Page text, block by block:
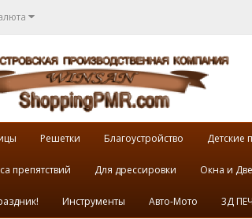
Решетки Благоустройство Детские
препятствий Для дрессировки Окна и
Инструменты Авто-Мото 3Д